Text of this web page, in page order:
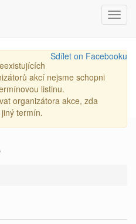
Sdílet on Facebooku
akcí nejsme schopni
listinu.
organizátora akce, zda
termín.